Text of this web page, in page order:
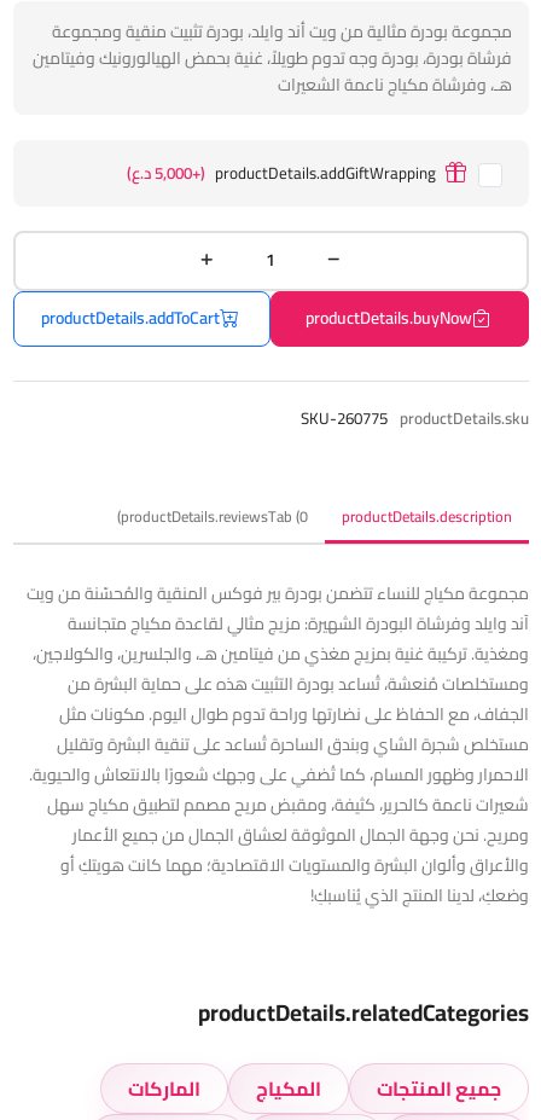
مجموعة بودرة مثالية من ويت أند وايلد، بودرة تثبيت منقية ومجموعة
فرشاة بودرة، بودرة وجه تدوم طويلاً، غنية بحمض الهيالورونيك وفيتامين
هـ، وفرشاة مكياج ناعمة الشعيرات
productDetails.addGiftWrapping (+5,000 د.ع)
productDetails.buyNow
productDetails.addToCart
productDetails.sku
SKU-260775
productDetails.description
productDetails.reviewsTab (0)
مجموعة مكياج للنساء تتضمن بودرة بير فوكس المنقية والمُحسّنة من ويت
آند وايلد وفرشاة البودرة الشهيرة: مزيج مثالي لقاعدة مكياج متجانسة
ومغذية. تركيبة غنية بمزيج مغذي من فيتامين هـ، والجلسرين، والكولاجين،
ومستخلصات مُنعشة، تُساعد بودرة التثبيت هذه على حماية البشرة من
الجفاف، مع الحفاظ على نضارتها وراحة تدوم طوال اليوم. مكونات مثل
مستخلص شجرة الشاي وبندق الساحرة تُساعد على تنقية البشرة وتقليل
الاحمرار وظهور المسام، كما تُضفي على وجهك شعورًا بالانتعاش والحيوية.
شعيرات ناعمة كالحرير، كثيفة، ومقبض مريح مصمم لتطبيق مكياج سهل
ومريح. نحن وجهة الجمال الموثوقة لعشاق الجمال من جميع الأعمار
والأعراق وألوان البشرة والمستويات الاقتصادية؛ مهما كانت هويتكِ أو
وضعكِ، لدينا المنتج الذي يُناسبكِ!
productDetails.relatedCategories
جميع المنتجات المكياج الماركات